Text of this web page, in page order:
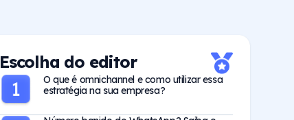
Escolha do editor
O que é omnichannel e como utilizar essa
estratégia na sua empresa?